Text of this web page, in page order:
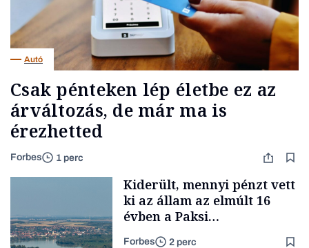
Autó
Csak pénteken lép életbe ez az
árváltozás, de már ma is
érezhetted
Forbes 1 perc
Kiderült, mennyi pénzt vett
ki az állam az elmúlt 16
évben a Paksi
Atomerőműből
Forbes 2 perc